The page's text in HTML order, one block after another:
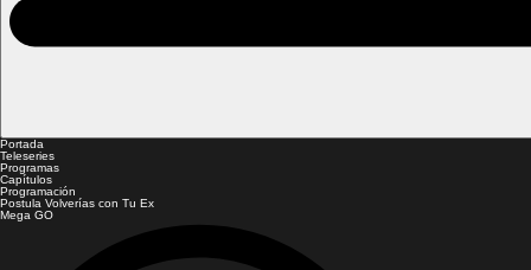
Portada
Teleseries
Programas
Capítulos
Programación
Postula Volverías con Tu Ex
Mega GO